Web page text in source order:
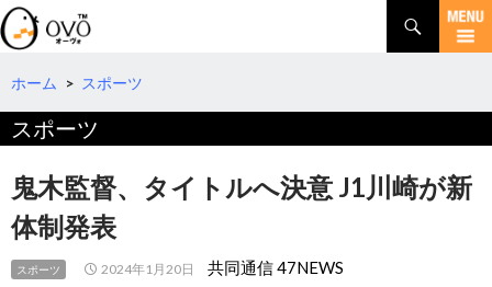
検
索
コ
テ
へ
動
ホーム > スポーツ
スポーツ
鬼木監督、タイトルへ決意 J1川崎が新
体制発表
スポーツ 2024年1月20日 共同通信 47NEWS